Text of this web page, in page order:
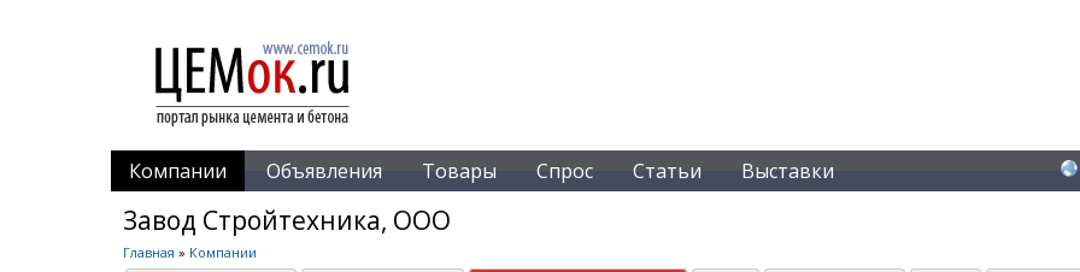
Компании Объявления Товары Спрос Статьи Выставки
Завод Стройтехника, ООО
Главная » Компании